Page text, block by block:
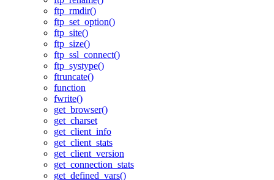
ftp_rmdir()
ftp_set_option()
ftp_site()
ftp_size()
ftp_ssl_connect()
ftp_systype()
ftruncate()
function
fwrite()
get_browser()
get_charset
get_client_info
get_client_stats
get_client_version
get_connection_stats
get_defined_vars()